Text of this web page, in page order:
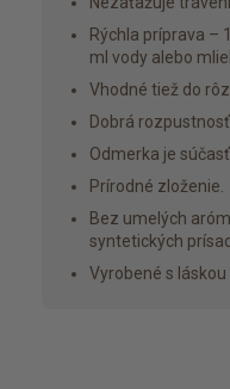
Rýchla príprava –
ml vody alebo
Vhodné tiež do
Dobrá
Odmerka je
Prírodné zloženie.
Bez umelých
syntetických prísad.
Vyrobené s láskou